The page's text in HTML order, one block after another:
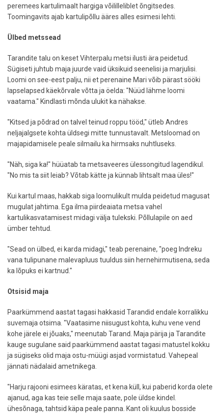
peremees kartulimaalt hargiga võililleliblet õngitsedes.
Toomingavits ajab kartulipõllu ääres alles esimesi lehti.
Ülbed metssead
Tarandite talu on keset Vihterpalu metsi ilusti ära peidetud.
Sügiseti juhtub maja juurde vaid üksikuid seenelisi ja marjulisi.
Loomi on see-eest palju, nii et perenaine Mari võib pärast sööki
lapselapsed käekõrvale võtta ja öelda: "Nüüd lähme loomi
vaatama." Kindlasti mõnda ulukit ka nähakse.
"Kitsed ja põdrad on talvel teinud roppu tööd," ütleb Andres
neljajalgsete kohta üldsegi mitte tunnustavalt. Metsloomad on
majapidamisele peale silmailu ka hirmsaks nuhtluseks.
"Näh, siga ka!" hüüatab ta metsaveeres ülessongitud lagendikul.
"No mis ta siit leiab? Võtab kätte ja künnab lihtsalt maa üles!"
Kui kartul maas, hakkab siga loomulikult mulda peidetud magusat
mugulat jahtima. Ega ilma piirdeaiata metsa vahel
kartulikasvatamisest midagi välja tulekski. Põllulapile on aed
ümber tehtud.
"Sead on ülbed, ei karda midagi," teab perenaine, "poeg Indreku
vana tulipunane malevapluus tuuldus siin hernehirmutisena, seda
ka lõpuks ei kartnud."
Otsisid maja
Paarkümmend aastat tagasi hakkasid Tarandid endale korralikku
suvemaja otsima. "Vaatasime niisugust kohta, kuhu vene vend
kohe järele ei jõuaks," meenutab Tarand. Maja pärija ja Tarandite
kauge sugulane said paarkümmend aastat tagasi matustel kokku
ja sügiseks olid maja ostu-müügi asjad vormistatud. Vahepeal
jännati nädalaid ametnikega.
"Harju rajooni esimees käratas, et kena küll, kui paberid korda olete
ajanud, aga kas teie selle maja saate, pole üldse kindel.
ühesõnaga, tahtsid käpa peale panna. Kant oli kuulus bosside